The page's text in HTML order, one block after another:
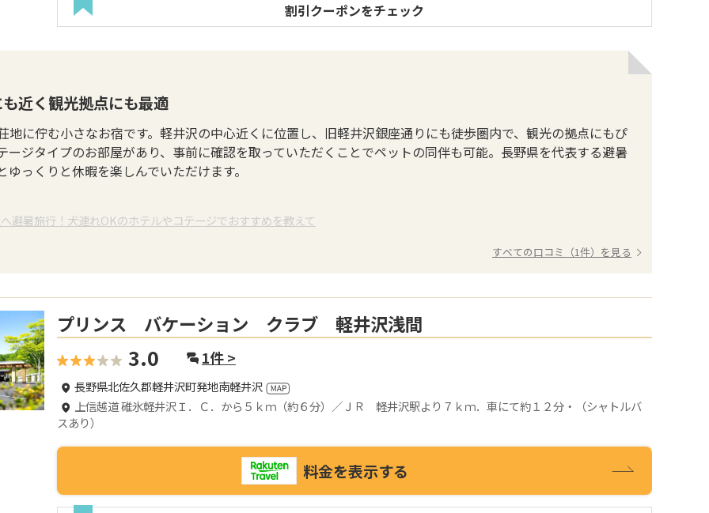
割引クーポンをチェック
近く観光拠点にも最適
地に佇む小さなお宿です。軽井沢の中心近くに位置し、旧軽井沢銀座通りにも徒歩圏内で、観光の拠点にもぴ
ージタイプのお部屋があり、事前に確認を取っていただくことでペットの同伴も可能。長野県を代表する避暑
っくりと休暇を楽しんでいただけます。
避暑旅行！犬連れOKのホテルやコテージでおすすめを教えて
すべての口コミ（1件）を見る
プリンス バケーション クラブ 軽井沢浅間
3.0 1件 >
長野県北佐久郡軽井沢町発地南軽井沢
上信越道 碓氷軽井沢Ｉ．Ｃ．から５ｋｍ（約６分）／ＪＲ 軽井沢駅より７ｋｍ．車にて約１２分・（シャトルバ
スあり）
料金を表示する